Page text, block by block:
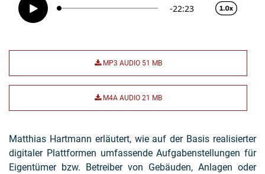
MP3 AUDIO 51 MB
M4A AUDIO 21 MB
Matthias Hartmann erläutert, wie auf der Basis realisierter
digitaler Plattformen umfassende Aufgabenstellungen für
Eigentümer bzw. Betreiber von Gebäuden, Anlagen oder